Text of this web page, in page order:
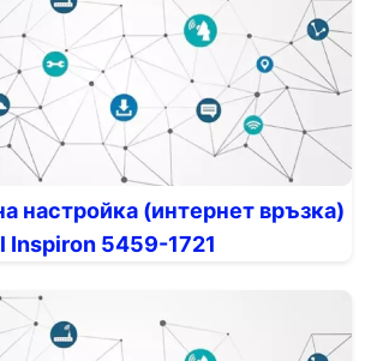
настройка (интернет връзка)
Inspiron 5459-1721